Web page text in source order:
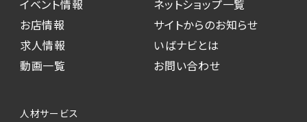
イベント情報
お店情報
求人情報
動画一覧
ネットショップ一覧
サイトからのお知らせ
いばナビとは
お問い合わせ
人材サービス